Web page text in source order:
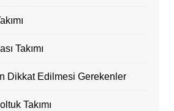
Takımı
Dikkat Edilmesi Gerekenler
Takımı